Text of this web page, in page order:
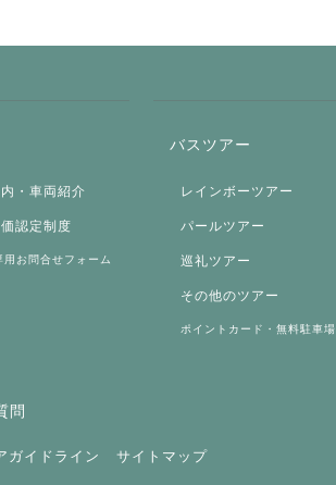
・車両紹介
認定制度
用お問合せフォーム
バスツアー
レインボーツアー
パールツアー
巡礼ツアー
その他のツアー
ポイントカード・無料駐車場
問
ガイドライン サイトマップ